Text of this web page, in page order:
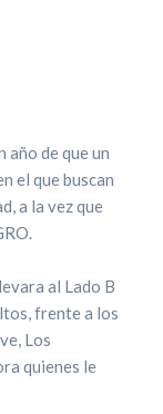
año de que un
el que buscan
a la vez que
al Lado B
frente a los
Los
quienes le